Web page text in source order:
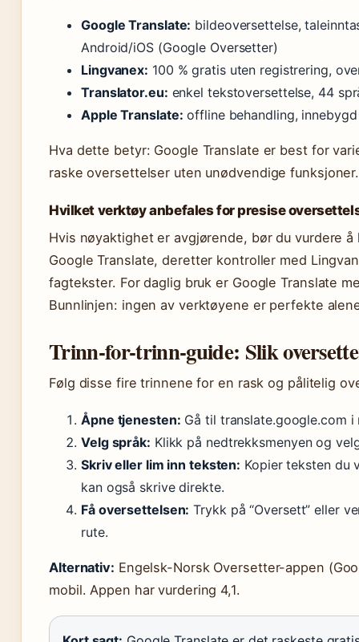
Google Translate: bildeoversettelse,
Android/iOS (Google Oversetter)
Lingvanex: 100 % gratis uten registrering,
Translator.eu: enkel tekstoversettelse, 44
Apple Translate: offline behandling,
Hva dette betyr: Google Translate er best for
raske oversettelser uten unødvendige funksjoner.
Hvilket verktøy anbefales for presise
Hvis nøyaktighet er avgjørende, bør du vurdere
Google Translate, deretter kontroller med
fagtekster. For daglig bruk er Google Translate
Bunnlinjen: ingen av verktøyene er perfekte
Trinn-for-trinn-guide: Slik
Følg disse fire trinnene for en rask og pålitelig
Åpne tjenesten: Gå til translate.google.com i
Velg språk: Klikk på nedtrekksmenyen og
Skriv eller lim inn teksten: Kopier teksten du
kan også skrive direkte.
Få oversettelsen: Trykk på “Oversett” eller
rute.
Alternativ: Engelsk-Norsk Oversetter-appen
mobil. Appen har vurdering 4,1.